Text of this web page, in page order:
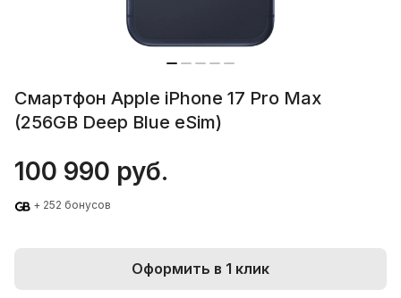
Смартфон Apple iPhone 17 Pro Max
(256GB Deep Blue eSim)
100 990 руб.
+ 252 бонусов
Оформить в 1 клик